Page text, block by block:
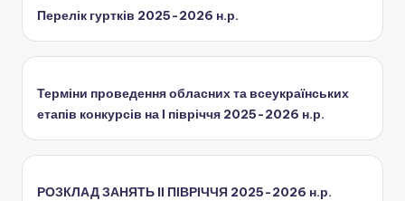
Перелік гуртків 2025-2026 н.р.
Терміни проведення обласних та всеукраїнських
етапів конкурсів на І півріччя 2025-2026 н.р.
РОЗКЛАД ЗАНЯТЬ IІ ПІВРІЧЧЯ 2025-2026 н.р.